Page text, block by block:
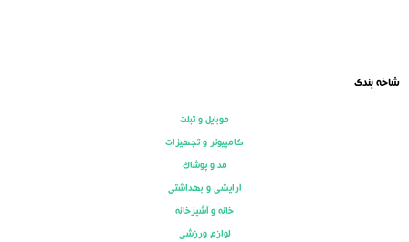
شاخه بندی
موبایل و تبلت
کامپیوتر و تجهیزات
مد و پوشاک
آرایشی و بهداشتی
خانه و آشپزخانه
لوازم ورزشی